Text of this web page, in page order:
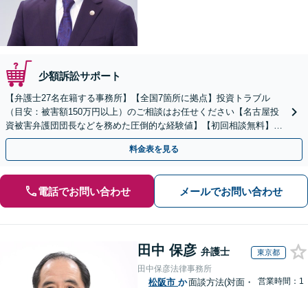
少額訴訟サポート
【弁護士27名在籍する事務所】【全国7箇所に拠点】投資トラブル
（目安：被害額150万円以上）のご相談はお任せください【名古屋投
資被害弁護団団長などを務めた圧倒的な経験値】【初回相談無料】先
物取引、証券取引、仮想通貨、FX被害、マルチ商法など
料金表を見る
電話でお問い合わせ メールでお問い合わせ
田中 保彦 弁護士 東京都
田中保彦法律事務所
松阪市 か面談方法(対面・
営業時間：1